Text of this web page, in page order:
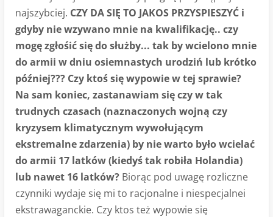
najszybciej. CZY DA SIĘ TO JAKOS PRZYSPIESZYĆ i
gdyby nie wzywano mnie na kwalifikację.. czy
mogę zgłośić się do służby... tak by wcielono mnie
do armii w dniu osiemnastych urodziń lub krótko
później??? Czy ktoś się wypowie w tej sprawie?
Na sam koniec, zastanawiam się czy w tak
trudnych czasach (naznaczonych wojną czy
kryzysem klimatycznym wywołującym
ekstremalne zdarzenia) by nie warto było wcielać
do armii 17 latków (kiedyś tak robiła Holandia)
lub nawet 16 latków? Biorąc pod uwagę rozliczne
czynniki wydaje się mi to racjonalne i niespecjalnei
ekstrawaganckie. Czy ktos też wypowie się